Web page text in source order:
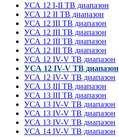
УСА 12 I-II ТВ диапазон
УСА 12 II ТВ диапазон
УСА 12 III ТВ диапазон
УСА 12 III ТВ диапазон
УСА 12 III ТВ диапазон
УСА 12 III ТВ диапазон
УСА 12 IV-V ТВ диапазон
УСА 12 IV-V ТВ диапазон
УСА 12 IV-V ТВ диапазон
УСА 13 III ТВ диапазон
УСА 13 III ТВ диапазон
УСА 13 IV-V ТВ диапазон
УСА 13 IV-V ТВ диапазон
УСА 13 IV-V ТВ диапазон
УСА 14 IV-V ТВ диапазон